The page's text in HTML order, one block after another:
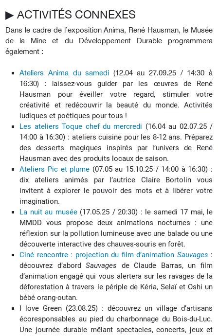
▶︎ ACTIVITÉS CONNEXES
Dans le cadre de l’exposition Anima, René Hausman, le Musée
de la Mine et du Développement Durable programmera
également :
Ateliers Anima du samedi (12.04 au 27.09.25 / 14:30 à
16:30) : laissez-vous guider par les œuvres de René
Hausman pour éveiller votre regard, stimuler votre
créativité et redécouvrir la beauté du monde. Activités
ludiques et poétiques pour tous !
Les ateliers Toque chef du mercredi (16.04 au 02.07.25 /
14:00 à 16:30) : ateliers cuisine pour les 8-12 ans. Préparez
des desserts magiques inspirés par l’univers de René
Hausman avec des produits locaux de saison.
Ateliers Pic et plume (07.05 au 15.10.25 / 14:00 à 16:30) :
dix ateliers animés par l’autrice Claire Bortolin vous
invitent à explorer le pouvoir des mots et à libérer votre
imagination.
La nuit au musée(17.05.25 / 20:30) : le samedi 17 mai, le
MMDD vous propose deux animations nocturnes : une
réflexion sur la pollution lumineuse avec une balade ou une
découverte interactive des chauves-souris en forêt.
Ciné rencontre : projection du film d’animation Sauvages :
découvrez d’abordSauvages de Claude Barras, un film
d’animation engagé qui vous alertera sur les ravages de la
déforestation à travers le périple de Kéria, Selaï et Oshi un
bébé orang-outan.
I love Green (23.08.25) : découvrez un village d’artisans
écoresponsables au pied du charbonnage du Bois-du-Luc.
Une journée durable mêlant spectacles, concerts, jeux et